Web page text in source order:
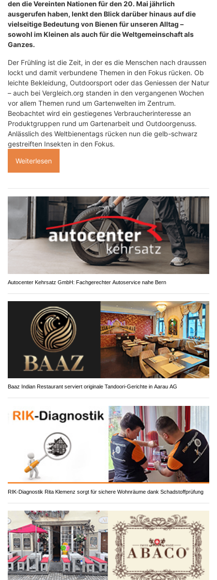
den die Vereinten Nationen für den 20. Mai jährlich
ausgerufen haben, lenkt den Blick darüber hinaus auf die
vielseitige Bedeutung von Bienen für unseren Alltag –
sowohl im Kleinen als auch für die Weltgemeinschaft als
Ganzes.
Der Frühling ist die Zeit, in der es die Menschen nach draussen
lockt und damit verbundene Themen in den Fokus rücken. Ob
leichte Bekleidung, Outdoorsport oder das Geniessen der Natur
– auch bei Vergleich.org standen in den vergangenen Wochen
vor allem Themen rund um Gartenwelten im Zentrum.
Beobachtet wird ein gestiegenes Verbraucherinteresse an
Produktgruppen rund um Gartenarbeit und Outdoorgenuss.
Anlässlich des Weltbienentags rücken nun die gelb-schwarz
gestreiften Insekten in den Fokus.
Weiterlesen
Autocenter Kehrsatz GmbH: Fachgerechter Autoservice nahe Bern
Baaz Indian Restaurant serviert originale Tandoori-Gerichte in Aarau AG
RIK-Diagnostik Rita Klemenz sorgt für sichere Wohnräume dank Schadstoffprüfung